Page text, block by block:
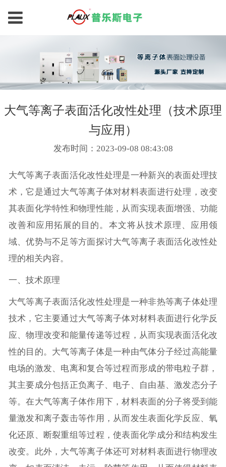
大气等离子表面活化改性处理（技术原理
与应用）
发布时间：2023-09-08 08:43:08
大气等离子表面活化改性处理是一种新兴的表面处理技
术，它是通过大气等离子体对材料表面进行处理，改变
其表面化学特性和物理性能，从而实现表面增强、功能
改善和应用拓展的目的。本文将从技术原理、应用领
域、优势与不足等方面探讨大气等离子表面活化改性处
理的相关内容。
一、技术原理
大气等离子表面活化改性处理是一种非热等离子体处理
技术，它主要通过大气等离子体对材料表面进行化学反
应、物理改变和能量传递等过程，从而实现表面活化改
性的目的。大气等离子体是一种由气体分子经过高能量
电场的激发、电离和复合等过程而形成的带电粒子群，
其主要成分包括正负离子、电子、自由基、激发态分子
等。在大气等离子体作用下，材料表面的分子将受到能
量激发和离子轰击等作用，从而发生表面化学反应、氧
化还原、断裂重组等过程，使表面化学成分和结构发生
改变。此外，大气等离子体还可对材料表面进行物理改